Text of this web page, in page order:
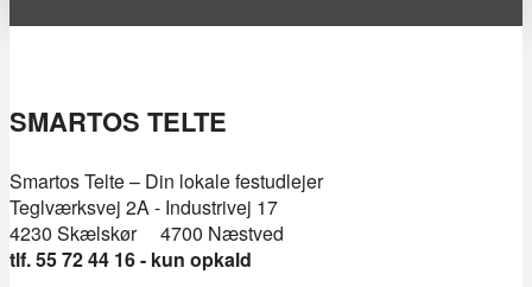
SMARTOS TELTE
Smartos Telte – Din lokale festudlejer
Teglværksvej 2A - Industrivej 17
4230 Skælskør 4700 Næstved
tlf. 55 72 44 16 - kun opkald